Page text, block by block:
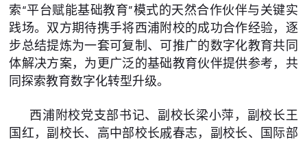
索“平台赋能基础教育”模式的天然合作伙伴与关键实
践场。双方期待携手将西浦附校的成功合作经验，逐
步总结提炼为一套可复制、可推广的数字化教育共同
体解决方案，为更广泛的基础教育伙伴提供参考，共
同探索教育数字化转型升级。
西浦附校党支部书记、副校长梁小萍，副校长王
国红，副校长、高中部校长戚春志，副校长、国际部